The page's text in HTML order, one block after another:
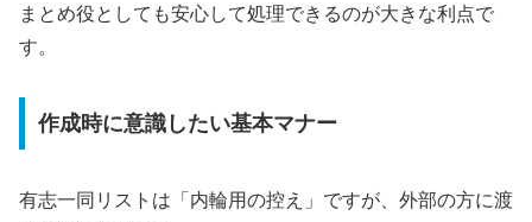
まとめ役としても安心して処理できるのが大きな利点で
す。
作成時に意識したい基本マナー
有志一同リストは「内輪用の控え」ですが、外部の方に渡